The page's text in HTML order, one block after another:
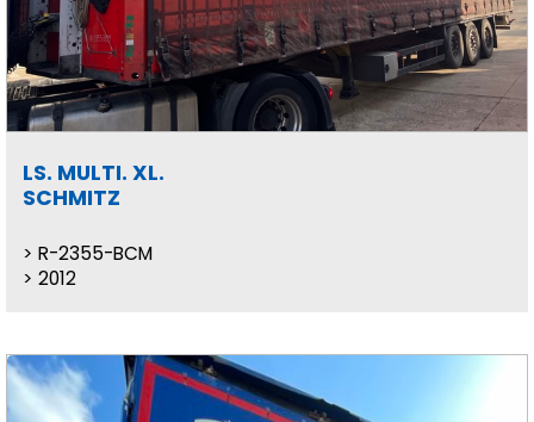
LS. MULTI. XL.
SCHMITZ
R-2355-BCM
2012